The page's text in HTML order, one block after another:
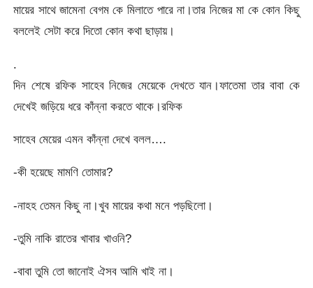
মায়ের সাথে জামেনা বেগম কে মিলাতে পারে না।তার নিজের মা কে কোন কিছু
বললেই সেটা করে দিতো কোন কথা ছাড়ায়।
.
দিন শেষে রফিক সাহেব নিজের মেয়েকে দেখতে যান।ফাতেমা তার বাবা কে
দেখেই জড়িয়ে ধরে কাঁন্না করতে থাকে।রফিক
সাহেব মেয়ের এমন কাঁন্না দেখে বলল….
-কী হয়েছে মামণি তোমার?
-নাহহ তেমন কিছু না।খুব মায়ের কথা মনে পড়ছিলো।
-তুমি নাকি রাতের খাবার খাওনি?
-বাবা তুমি তো জানোই ঐসব আমি খাই না।